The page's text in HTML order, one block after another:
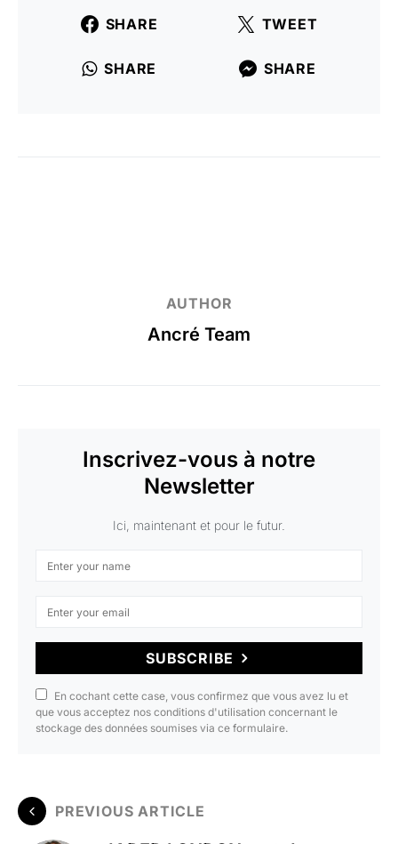
SHARE TWEET
SHARE SHARE
AUTHOR
Ancré Team
Inscrivez-vous à notre
Newsletter
Ici, maintenant et pour le futur.
SUBSCRIBE
En cochant cette case, vous confirmez que vous avez lu et
que vous acceptez nos conditions d'utilisation concernant le
stockage des données soumises via ce formulaire.
PREVIOUS ARTICLE